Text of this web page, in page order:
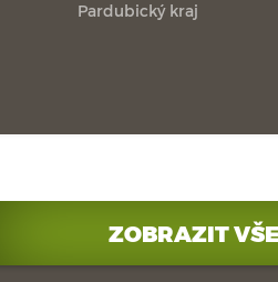
Pardubický kraj
ZOBRAZIT